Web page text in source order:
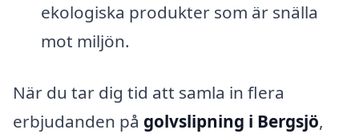
ekologiska produkter som är snälla
mot miljön.
När du tar dig tid att samla in flera
erbjudanden på golvslipning i Bergsjö,